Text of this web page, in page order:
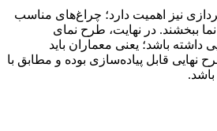
نیز اهمیت دارد؛ چراغ‌های مناسب
ببخشند. در نهایت، طرح نمای
داشته باشد؛ یعنی معماران باید
نهایی قابل پیاده‌سازی بوده و مطابق با
باشد.